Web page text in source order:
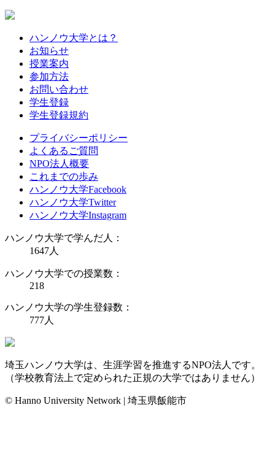
ハンノウ大学とは？
お知らせ
授業案内
参加方法
お問い合わせ
学生登録
学生登録規約
プライバシーポリシー
よくあるご質問
NPO法人概要
これまでの歩み
ハンノウ大学Facebook
ハンノウ大学Twitter
ハンノウ大学Instagram
ハンノウ大学で学んだ人：
1647人
ハンノウ大学での授業数：
218
ハンノウ大学の学生登録数：
777人
埼玉ハンノウ大学は、生涯学習を推進するNPO法人です。
（学校教育法上で定められた正規の大学ではありません）
© Hanno University Network | 埼玉県飯能市